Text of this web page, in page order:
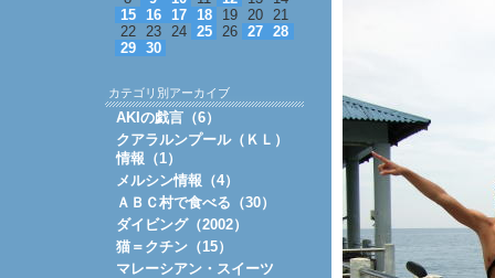
15
16 17 18 19 20
21
22
23 24 25 26 27
28
29
30
カテゴリ別アーカイブ
AKIの戯言（6）
クアラルンプール（ＫＬ）
情報（1）
メルシン情報（4）
ＡＢＣ村で食べる（30）
ダイビング（2002）
猫＝クチン（15）
マレーシアン・スイーツ